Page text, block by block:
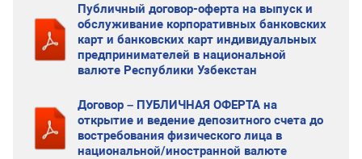
Публичный договор-оферта на выпуск и
обслуживание корпоративных банковских
карт и банковских карт индивидуальных
предпринимателей в национальной
валюте Республики Узбекстан
Договор – ПУБЛИЧНАЯ ОФЕРТА на
открытие и ведение депозитного счета до
востребования физического лица в
национальной/иностранной валюте